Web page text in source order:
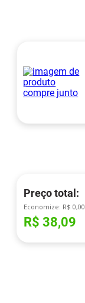
Preço total:
Economize: R$ 0,00
R$ 38,09